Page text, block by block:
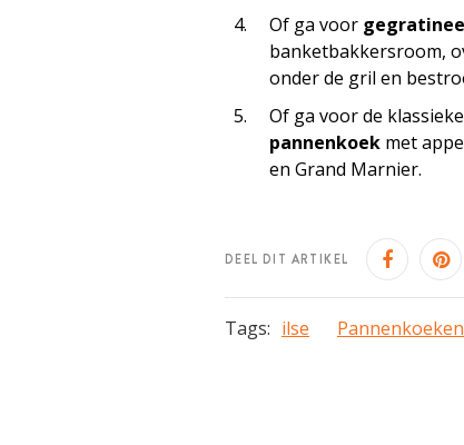
Of ga voor
banketbakkersroom,
onder de gril en
Of ga voor de
pannenkoek met
en Grand Marnier.
DEEL DIT ARTIKEL
Tags: ilse Pannenkoeken